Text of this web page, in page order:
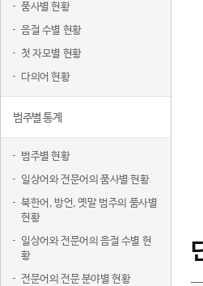
품사별 현황
음절 수별 현황
첫 자모별 현황
다의어 현황
범주별 통계
범주별 현황
일상어와 전문어의 품사별 현황
북한어, 방언, 옛말 범주의 품사별
현황
일상어와 전문어의 음절 수별 현
황
전문어의 전문 분야별 현황